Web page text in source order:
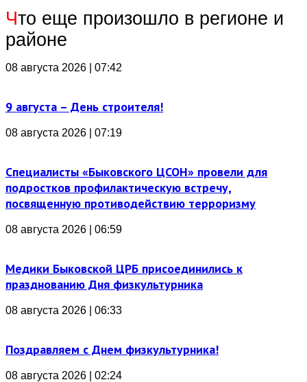
Что еще произошло в регионе и
районе
08 августа 2026 | 07:42
9 августа – День строителя!
08 августа 2026 | 07:19
Специалисты «Быковского ЦСОН» провели для
подростков профилактическую встречу,
посвященную противодействию терроризму
08 августа 2026 | 06:59
Медики Быковской ЦРБ присоединились к
празднованию Дня физкультурника
08 августа 2026 | 06:33
Поздравляем с Днем физкультурника!
08 августа 2026 | 02:24